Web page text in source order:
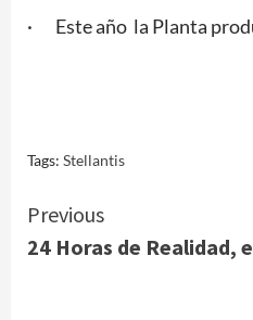
· Este año la Planta
Tags: Stellantis
Continue
Reading
Previous
24 Horas de Realidad,